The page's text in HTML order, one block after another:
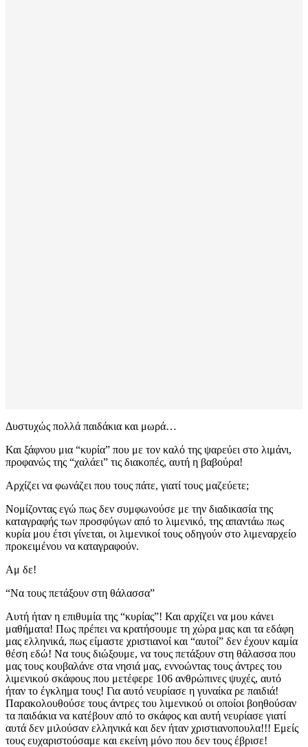
Δυστυχώς πολλά παιδάκια και μωρά…
Και ξάφνου μια “κυρία” που με τον καλό της ψαρεύει στο λιμάνι,
προφανώς της “χαλάει” τις διακοπές, αυτή η βαβούρα!
Αρχίζει να φωνάζει που τους πάτε, γιατί τους μαζεύετε;
Νομίζοντας εγώ πως δεν συμφωνούσε με την διαδικασία της
καταγραφής των προσφύγων από το λιμενικό, της απαντάω πως
κυρία μου έτσι γίνεται, οι λιμενικοί τους οδηγούν στο λιμεναρχείο
προκειμένου να καταγραφούν.
Αμ δε!
“Να τους πετάξουν στη θάλασσα”
Αυτή ήταν η επιθυμία της “κυρίας”! Και αρχίζει να μου κάνει
μαθήματα! Πως πρέπει να κρατήσουμε τη χώρα μας και τα εδάφη
μας ελληνικά, πως είμαστε χριστιανοί και “αυτοί” δεν έχουν καμία
θέση εδώ! Να τους διώξουμε, να τους πετάξουν στη θάλασσα που
μας τους κουβαλάνε στα νησιά μας, εννοώντας τους άντρες του
λιμενικού σκάφους που μετέφερε 106 ανθρώπινες ψυχές, αυτό
ήταν το έγκλημα τους! Για αυτό νευρίασε η γυναίκα ρε παιδιά!
Παρακολουθούσε τους άντρες του λιμενικού οι οποίοι βοηθούσαν
τα παιδάκια να κατέβουν από το σκάφος και αυτή νευρίασε γιατί
αυτά δεν μιλούσαν ελληνικά και δεν ήταν χριστιανοπουλα!!! Εμείς
τους ευχαριστούσαμε και εκείνη μόνο που δεν τους έβρισε!